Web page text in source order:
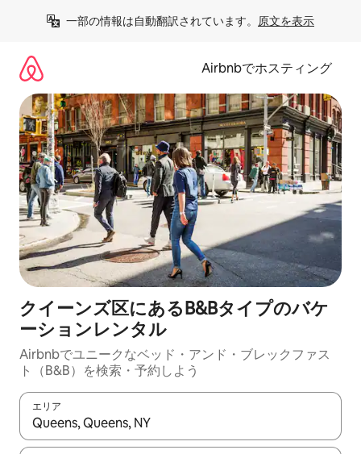
一部の情報は自動翻訳されています。 原文を表示
Airbnbでホスティング
クイーンズ区にあるB&Bタイプのバケ
ーションレンタル
Airbnbでユニークなベッド・アンド・ブレックファス
ト（B&B）を検索・予約しよう
エリア
検索結果が表示されたら、上下の矢印キーを使って移動するか